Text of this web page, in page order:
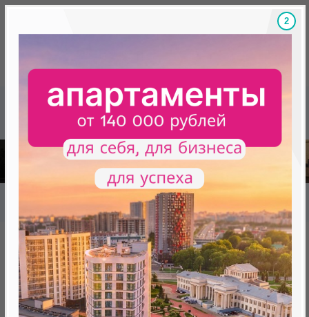
Скидки на новостройки, бонусы Готовые
База новостроек Минска «Минск Мир»
29.1 "Копенгаген", квартал "Северная Европа"
29.1 "Копенгаген", квартал
"Северная Европа"
нет в продаже
1